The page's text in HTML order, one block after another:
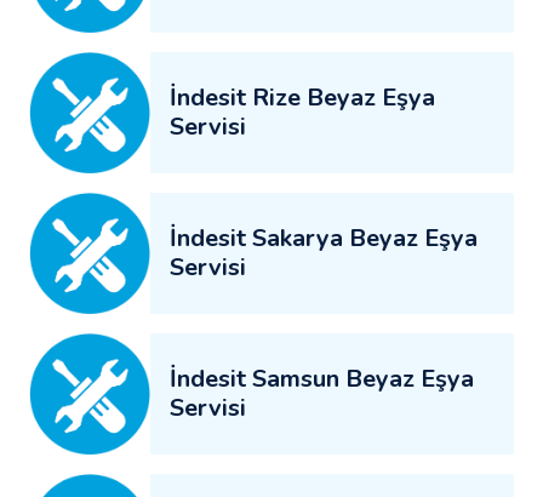
İndesit Rize Beyaz Eşya
Servisi
İndesit Sakarya Beyaz Eşya
Servisi
İndesit Samsun Beyaz Eşya
Servisi